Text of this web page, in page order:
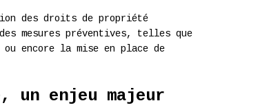
des droits de propriété
mesures préventives, telles que
encore la mise en place de
enjeu majeur